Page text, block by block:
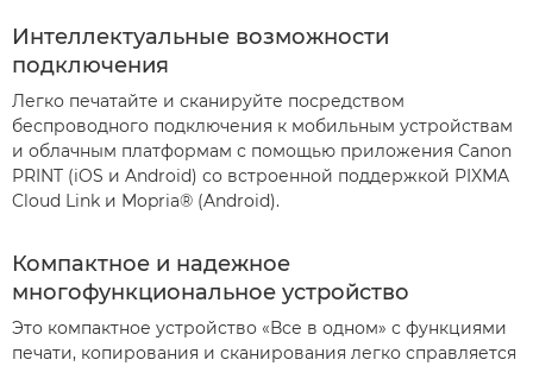
Интеллектуальные возможности
подключения
Легко печатайте и сканируйте посредством
беспроводного подключения к мобильным устройствам
и облачным платформам с помощью приложения Canon
PRINT (iOS и Android) со встроенной поддержкой PIXMA
Cloud Link и Mopria® (Android).
Компактное и надежное
многофункциональное устройство
Это компактное устройство «Все в одном» с функциями
печати, копирования и сканирования легко справляется